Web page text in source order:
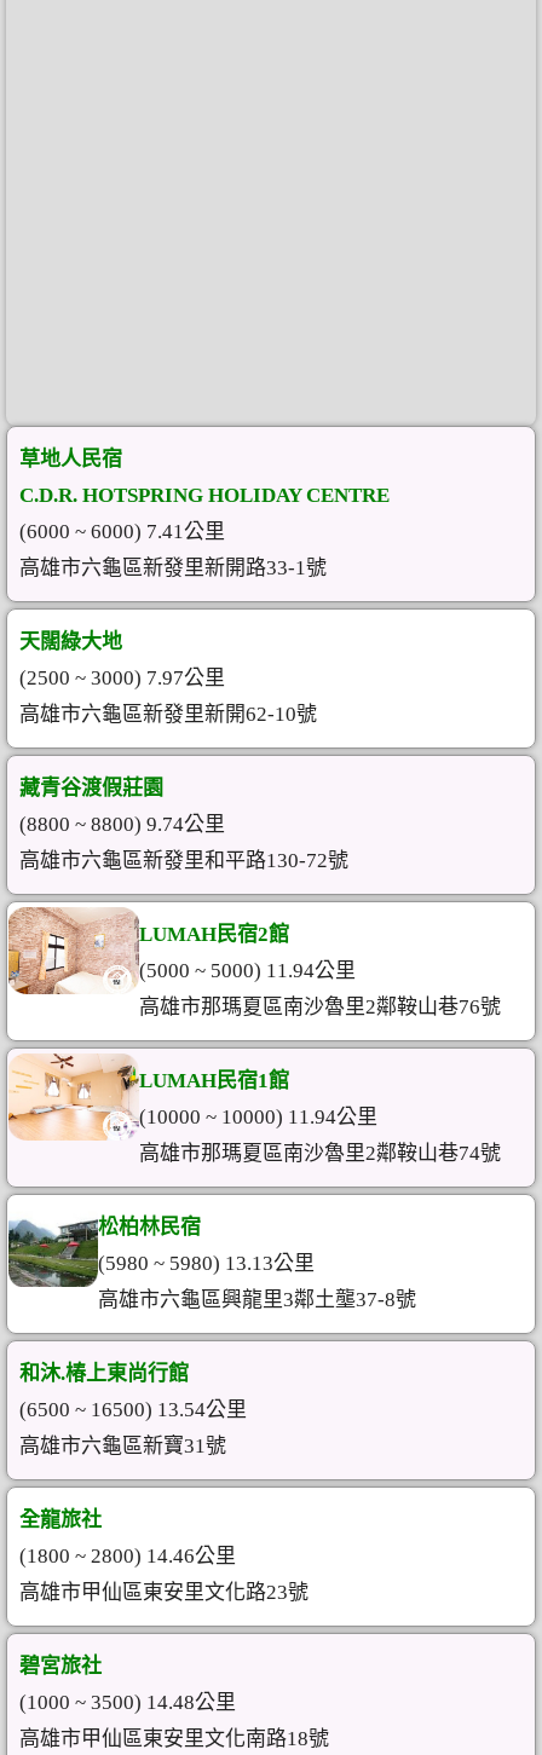
草地人民宿
C.D.R. HOTSPRING HOLIDAY CENTRE
(6000 ~ 6000) 7.41公里
高雄市六龜區新發里新開路33-1號
天闊綠大地
(2500 ~ 3000) 7.97公里
高雄市六龜區新發里新開62-10號
藏青谷渡假莊園
(8800 ~ 8800) 9.74公里
高雄市六龜區新發里和平路130-72號
LUMAH民宿2館
(5000 ~ 5000) 11.94公里
高雄市那瑪夏區南沙魯里2鄰鞍山巷76號
LUMAH民宿1館
(10000 ~ 10000) 11.94公里
高雄市那瑪夏區南沙魯里2鄰鞍山巷74號
松柏林民宿
(5980 ~ 5980) 13.13公里
高雄市六龜區興龍里3鄰土壟37-8號
和沐.椿上東尚行館
(6500 ~ 16500) 13.54公里
高雄市六龜區新寶31號
全龍旅社
(1800 ~ 2800) 14.46公里
高雄市甲仙區東安里文化路23號
碧宮旅社
(1000 ~ 3500) 14.48公里
高雄市甲仙區東安里文化南路18號